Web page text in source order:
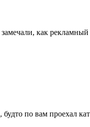
как рекламный
по вам проехал